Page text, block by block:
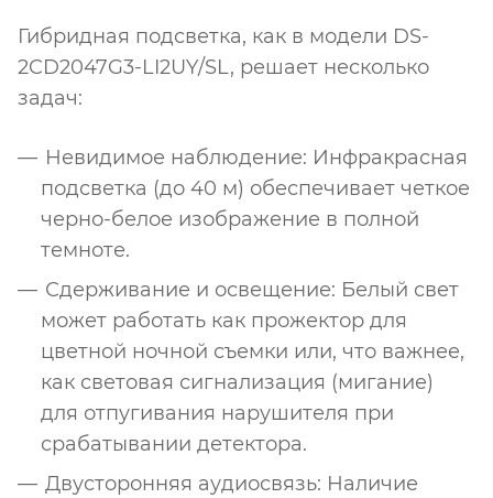
Гибридная подсветка, как в модели DS-
2CD2047G3-LI2UY/SL, решает несколько
задач:
Невидимое наблюдение: Инфракрасная
подсветка (до 40 м) обеспечивает четкое
черно-белое изображение в полной
темноте.
Сдерживание и освещение: Белый свет
может работать как прожектор для
цветной ночной съемки или, что важнее,
как световая сигнализация (мигание)
для отпугивания нарушителя при
срабатывании детектора.
Двусторонняя аудиосвязь: Наличие